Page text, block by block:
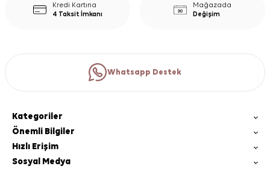
Kredi Kartına
4 Taksit İmkanı
Mağazada
Değişim
Whatsapp Destek
Kategoriler
Önemli Bilgiler
Hızlı Erişim
Sosyal Medya